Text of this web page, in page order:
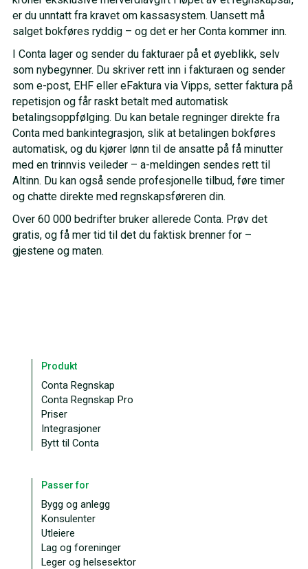
er du unntatt fra kravet om kassasystem. Uansett må
salget bokføres ryddig – og det er her Conta kommer inn.
I Conta lager og sender du fakturaer på et øyeblikk, selv
som nybegynner. Du skriver rett inn i fakturaen og sender
som e-post, EHF eller eFaktura via Vipps, setter faktura på
repetisjon og får raskt betalt med automatisk
betalingsoppfølging. Du kan betale regninger direkte fra
Conta med bankintegrasjon, slik at betalingen bokføres
automatisk, og du kjører lønn til de ansatte på få minutter
med en trinnvis veileder – a-meldingen sendes rett til
Altinn. Du kan også sende profesjonelle tilbud, føre timer
og chatte direkte med regnskapsføreren din.
Over 60 000 bedrifter bruker allerede Conta. Prøv det
gratis, og få mer tid til det du faktisk brenner for –
gjestene og maten.
Produkt
Conta Regnskap
Conta Regnskap Pro
Priser
Integrasjoner
Bytt til Conta
Passer for
Bygg og anlegg
Konsulenter
Utleiere
Lag og foreninger
Leger og helsesektor